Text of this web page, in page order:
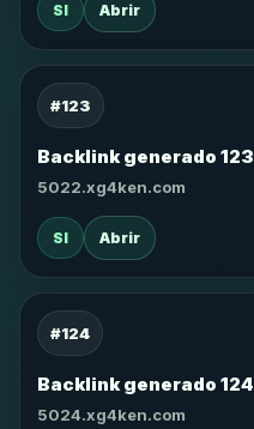
SI Abrir
#123
Backlink generado 123
5022.xg4ken.com
SI Abrir
#124
Backlink generado 124
5024.xg4ken.com